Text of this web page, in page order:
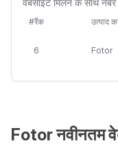
वेबसाइट मिलने के साथ नंबर
#रैंक उत्पाद
6 Fotor
Fotor नवीनतम